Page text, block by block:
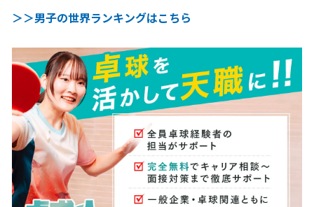
＞＞男子の世界ランキングはこちら